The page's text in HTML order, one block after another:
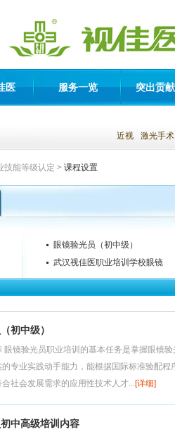
医 服务一览 突出贡
近视 激光手术
技能等级认定 > 课程设置
眼镜验光员（初中级）
武汉视佳医职业培训学校眼镜
验光员（初中级）
初中级）
眼镜验光员职业培训的基本任务是掌握眼镜
专业实践动手能力，能根据国际标准验配
社会发展需求的应用性技术人才...[详细]
中高级培训内容